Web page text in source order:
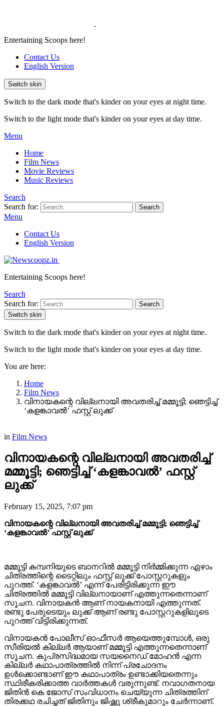
Entertaining Scoops here!
Contact Us
English Version
Switch skin
Switch to the dark mode that's kinder on your eyes at night time.
Switch to the light mode that's kinder on your eyes at day time.
Menu
Home
Film News
Movie Reviews
Music Reviews
Search
Search for:
Search
Menu
Contact Us
English Version
Entertaining Scoops here!
Search
Search for:
Search
Switch skin
Switch to the dark mode that's kinder on your eyes at night time.
Switch to the light mode that's kinder on your eyes at day time.
You are here:
Home
Film News
വിനായകന്റെ വില്ലനായി അവതരിച്ച് മമ്മൂട്ടി; ഞെട്ടിച്ച്
‘കളങ്കാവൽ’ ഫസ്റ്റ് ലുക്ക്
in Film News
വിനായകന്റെ വില്ലനായി അവതരിച്ച്
മമ്മൂട്ടി; ഞെട്ടിച്ച് ‘കളങ്കാവൽ’ ഫസ്റ്റ്
ലുക്ക്
February 15, 2025, 7:07 pm
വിനായകന്റെ വില്ലനായി അവതരിച്ച് മമ്മൂട്ടി; ഞെട്ടിച്ച്
‘കളങ്കാവൽ’ ഫസ്റ്റ് ലുക്ക്
മമ്മൂട്ടി കമ്പനിയുടെ ബാനറിൽ മമ്മൂട്ടി നിർമ്മിക്കുന്ന ഏഴാം
ചിത്രത്തിന്റെ ടൈറ്റിലും ഫസ്റ്റ് ലുക്ക് പോസ്റ്ററുകളും
പുറത്ത്. ‘കളങ്കാവൽ’ എന്ന് പേരിട്ടിരിക്കുന്ന ഈ
ചിത്രത്തിൽ മമ്മൂട്ടി വില്ലനായാണ് എത്തുന്നതെന്നാണ്
സൂചന. വിനായകൻ ആണ് നായകനായി എത്തുന്നത്.
രണ്ടു പേരുടെയും ലുക്ക് ആണ് രണ്ടു പോസ്റ്ററുകളിലൂടെ
പുറത്ത് വിട്ടിരിക്കുന്നത്.
വിനായകൻ പോലീസ് ഓഫീസർ ആയെത്തുമ്പോൾ, ഒരു
സീരിയൽ കില്ലർ ആയാണ് മമ്മൂട്ടി എത്തുന്നതെന്നാണ്
സൂചന. കുപ്രസിദ്ധമായ സയനൈഡ് മോഹൻ എന്ന
കില്ലർ കഥാപാത്രത്തിൽ നിന്ന് പ്രചോദനം
ഉൾക്കൊണ്ടാണ് ഈ കഥാപാത്രം ഉണ്ടാക്കിയതെന്നും
സ്ഥിരീകരിക്കാത്ത വാർത്തകൾ വരുന്നുണ്ട്. നവാഗതനായ
ജിതിൻ കെ ജോസ് സംവിധാനം ചെയ്യുന്ന ചിത്രത്തിന്
തിരക്കഥ രചിച്ചത് ജിതിനും ജിഷ്ണു ശ്രീകുമാറും ചേർന്നാണ്.